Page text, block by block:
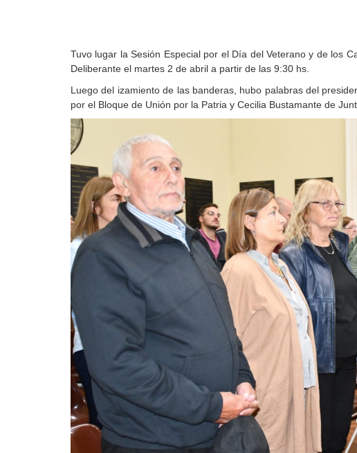
Tuvo lugar la Sesión Especial por el Día del Veterano y de los
Deliberante el martes 2 de abril a partir de las 9:30 hs.
Luego del izamiento de las banderas, hubo palabras del
por el Bloque de Unión por la Patria y Cecilia Bustamante de